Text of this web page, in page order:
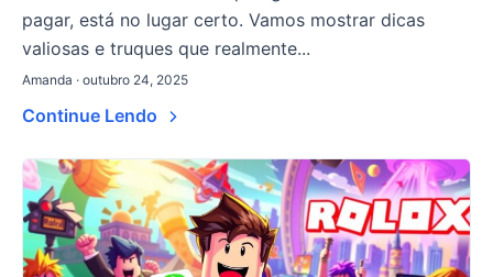
pagar, está no lugar certo. Vamos mostrar dicas
valiosas e truques que realmente...
Amanda · outubro 24, 2025
Continue Lendo